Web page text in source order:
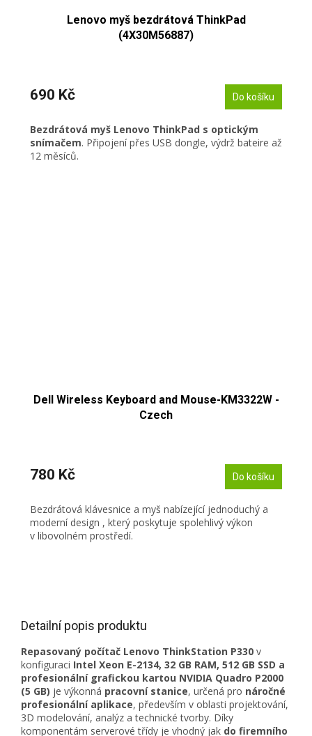
Lenovo myš bezdrátová ThinkPad
(4X30M56887)
690 Kč Do košíku
Bezdrátová myš Lenovo ThinkPad s optickým
snímačem. Připojení přes USB dongle, výdrž bateire až
12 měsíců.
Dell Wireless Keyboard and Mouse-KM3322W -
Czech
780 Kč Do košíku
Bezdrátová klávesnice a myš nabízející jednoduchý a
moderní design , který poskytuje spolehlivý výkon
v libovolném prostředí.
Detailní popis produktu
Repasovaný počítač Lenovo ThinkStation P330 v
konfiguraci Intel Xeon E-2134, 32 GB RAM, 512 GB SSD a
profesionální grafickou kartou NVIDIA Quadro P2000
(5 GB) je výkonná pracovní stanice, určená pro náročné
profesionální aplikace, především v oblasti projektování,
3D modelování, analýz a technické tvorby. Díky
komponentám serverové třídy je vhodný jak do firemního